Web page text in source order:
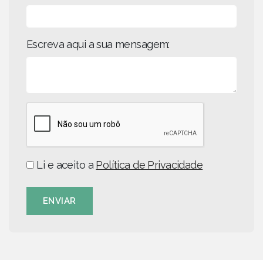
Escreva aqui a sua mensagem:
Li e aceito a Política de Privacidade
ENVIAR